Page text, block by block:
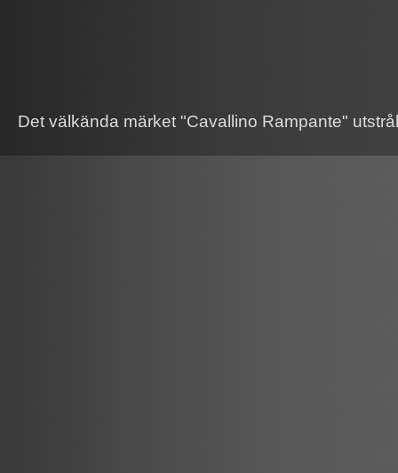
Det välkända märket "Cavallino Rampante"